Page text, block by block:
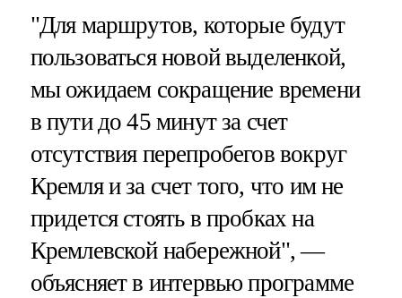
"Для маршрутов, которые будут
пользоваться новой выделенкой,
мы ожидаем сокращение времени
в пути до 45 минут за счет
отсутствия перепробегов вокруг
Кремля и за счет того, что им не
придется стоять в пробках на
Кремлевской набережной", —
объясняет в интервью программе